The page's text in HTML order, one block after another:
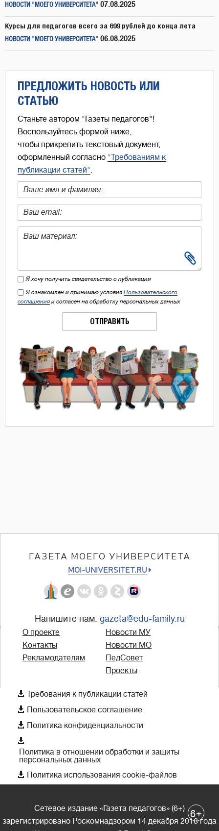
НОВОСТИ "МОЕГО УНИВЕРСИТЕТА" 07.08.2025
Курсы для педагогов всего за 699 рублей до конца лета
НОВОСТИ "МОЕГО УНИВЕРСИТЕТА" 06.08.2025
ПРЕДЛОЖИТЬ НОВОСТЬ ИЛИ
СТАТЬЮ
Станьте автором "Газеты педагогов"!
Воспользуйтесь формой ниже,
чтобы прикрепить текстовый документ,
оформленный согласно "Требованиям к
публикации статей"
Я хочу получить свидетельство о публикации
Я ознакомлен и принимаю условия Пользовательского
соглашения и согласен на обработку персональных данных
ОТПРАВИТЬ
ГАЗЕТА МОЕГО УНИВЕРСИТЕТА
MOI-UNIVERSITET.RU
Напишите нам: gazeta@edu-family.ru
О проекте
Контакты
Рекламодателям
Новости МУ
Новости МО
ПедСовет
Проекты
 Требования к публикации статей
 Пользовательское соглашение
 Политика конфиденциальности

Политика в отношении обработки и защиты
персональных данных
 Политика использования cookie-файлов
Сетевое издание «Газета педагогов» (6+)
зарегистрировано Роскомнадзором 14 декабря 2018 года
6+